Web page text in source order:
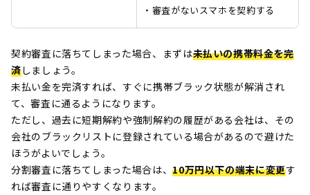
・審査がないスマホを契約する
契約審査に落ちてしまった場合、まずは未払いの携帯料金を完
済しましょう。
未払い金を完済すれば、すぐに携帯ブラック状態が解消され
て、審査に通るようになります。
ただし、過去に短期解約や強制解約の履歴がある会社は、その
会社のブラックリストに登録されている場合があるので避けた
ほうがよいでしょう。
分割審査に落ちてしまった場合は、10万円以下の端末に変更す
れば審査に通りやすくなります。